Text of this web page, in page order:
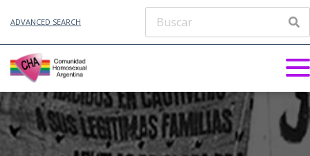
ADVANCED SEARCH